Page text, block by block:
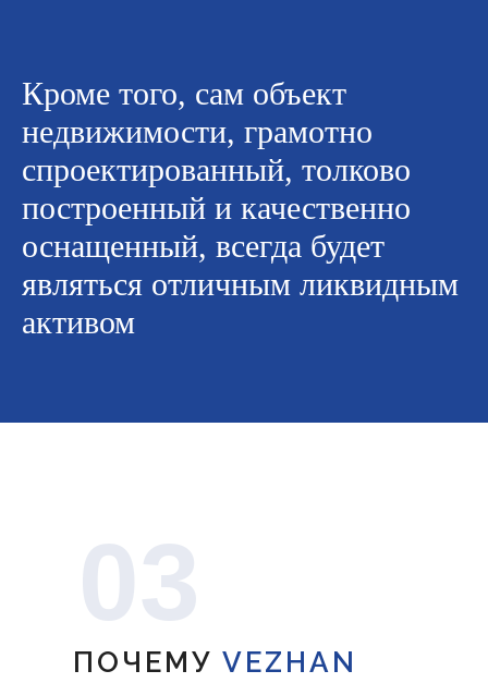
Кроме того, сам объект
недвижимости, грамотно
спроектированный, толково
построенный и качественно
оснащенный, всегда будет
являться отличным ликвидным
активом
ПОЧЕМУ VEZHAN
03